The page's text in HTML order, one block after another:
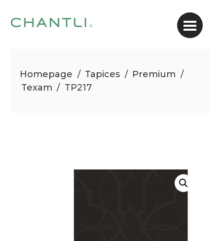
Homepage / Tapices / Premium /
Texam / TP217